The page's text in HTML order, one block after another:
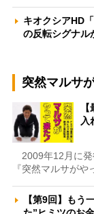
キオクシアHD
の反転シグナ
突然マルサ
入
2009年12月に発
『突然マルサが
【第9回】も